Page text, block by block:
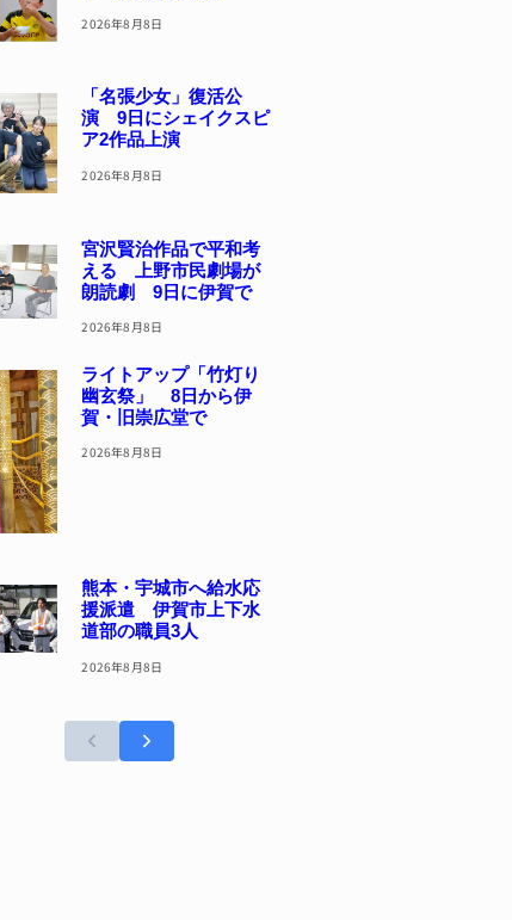
2026年8月8日
「名張少女」復活公
演 9日にシェイクスピ
ア2作品上演
2026年8月8日
宮沢賢治作品で平和考
える 上野市民劇場が
朗読劇 9日に伊賀で
2026年8月8日
ライトアップ「竹灯り
幽玄祭」 8日から伊
賀・旧崇広堂で
2026年8月8日
熊本・宇城市へ給水応
援派遣 伊賀市上下水
道部の職員3人
2026年8月8日